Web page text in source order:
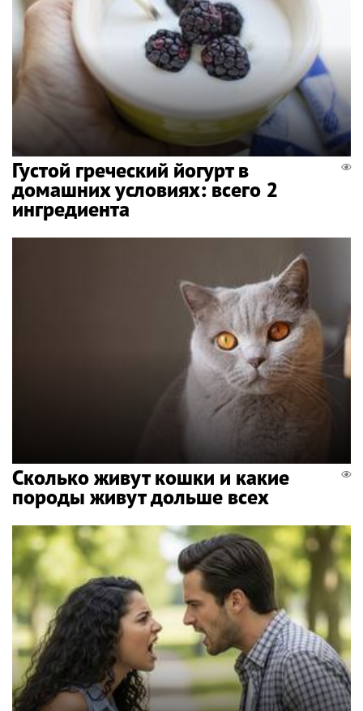
Густой греческий йогурт в
домашних условиях: всего 2
ингредиента
Сколько живут кошки и какие
породы живут дольше всех